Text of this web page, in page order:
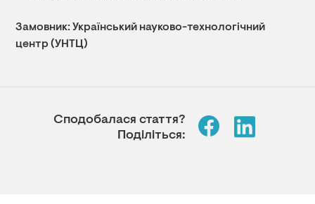
Замовник: Український науково-технологічний
центр (УНТЦ)
Сподобалася стаття?
Поділіться: